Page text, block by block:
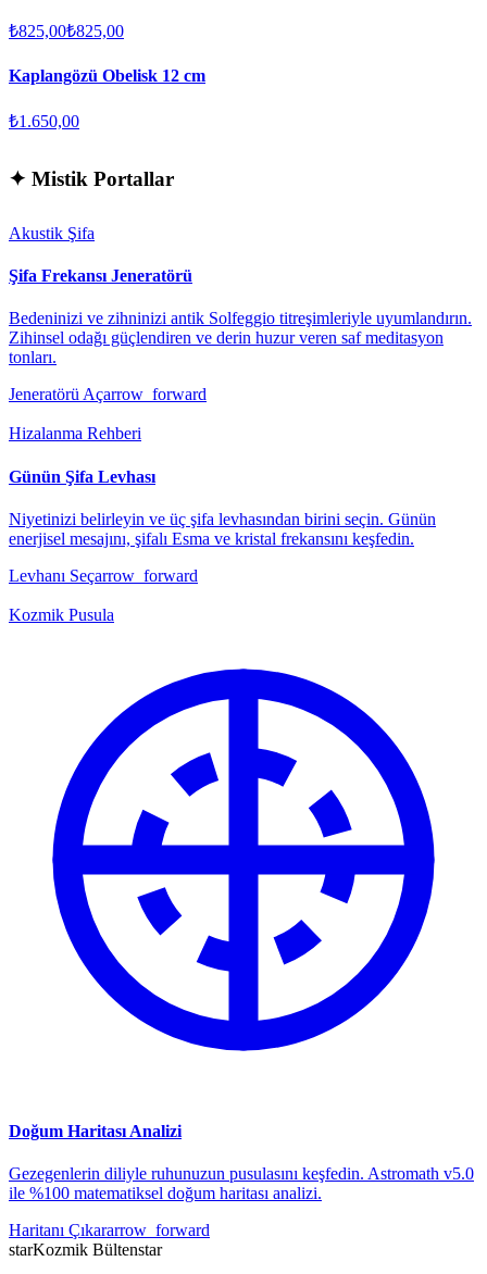
₺825,00₺825,00
Kaplangözü Obelisk 12 cm
₺1.650,00
✦ Mistik Portallar
Akustik Şifa
Şifa Frekansı Jeneratörü
Bedeninizi ve zihninizi antik Solfeggio titreşimleriyle uyumlandırın.
Zihinsel odağı güçlendiren ve derin huzur veren saf meditasyon
tonları.
Jeneratörü Açarrow_forward
Hizalanma Rehberi
Günün Şifa Levhası
Niyetinizi belirleyin ve üç şifa levhasından birini seçin. Günün
enerjisel mesajını, şifalı Esma ve kristal frekansını keşfedin.
Levhanı Seçarrow_forward
Kozmik Pusula
Doğum Haritası Analizi
Gezegenlerin diliyle ruhunuzun pusulasını keşfedin. Astromath v5.0
ile %100 matematiksel doğum haritası analizi.
Haritanı Çıkararrow_forward
starKozmik Bültenstar